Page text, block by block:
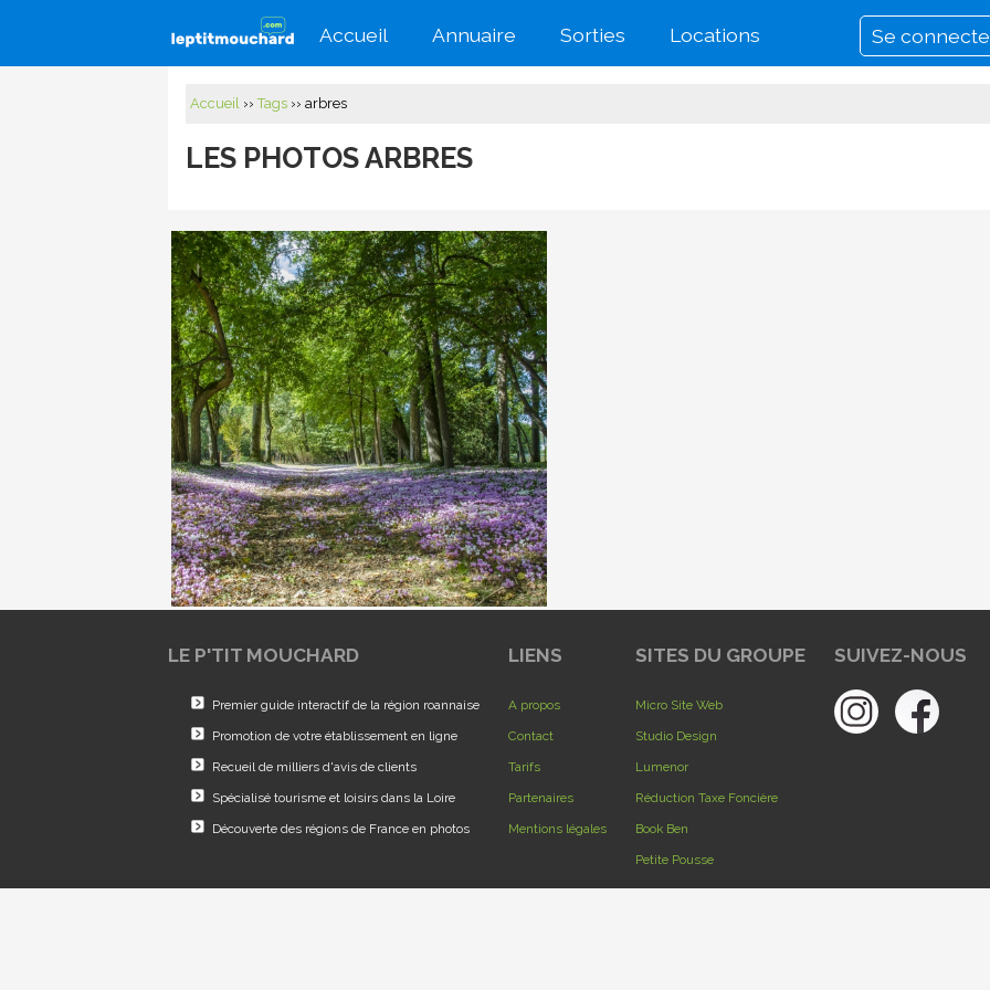
Accueil Annuaire Sorties Locations Se
Accueil ››Tags›› arbres
LES PHOTOS ARBRES
LE P'TIT MOUCHARD
Premier guide interactif de la région roannaise
Promotion de votre établissement en ligne
Recueil de milliers d'avis de clients
Spécialisé tourisme et loisirs dans la Loire
Découverte des régions de France en photos
LIENS
A propos
Contact
Tarifs
Partenaires
Mentions légales
SITES DU GROUPE
Micro Site Web
Studio Design
Lumenor
Réduction Taxe Foncière
Book Ben
Petite Pousse
SUIVEZ-NOUS